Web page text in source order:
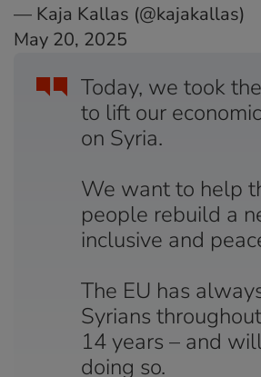
Today, we took
to lift our
on Syria.
We want to help
people rebuild a
inclusive and
The EU has
Syrians
14 years – and
doing so.
— Kaja Kallas (@kajakallas)
May 20, 2025